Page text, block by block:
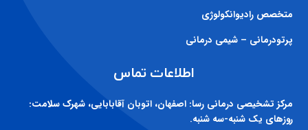
روزهای یک شنبه-سه شنبه.
شماره تماس:
03135548061
بیمارستان میلاد:اصفهان ، شهرک ولی عصر: روزهای شنبه – دوشنبه